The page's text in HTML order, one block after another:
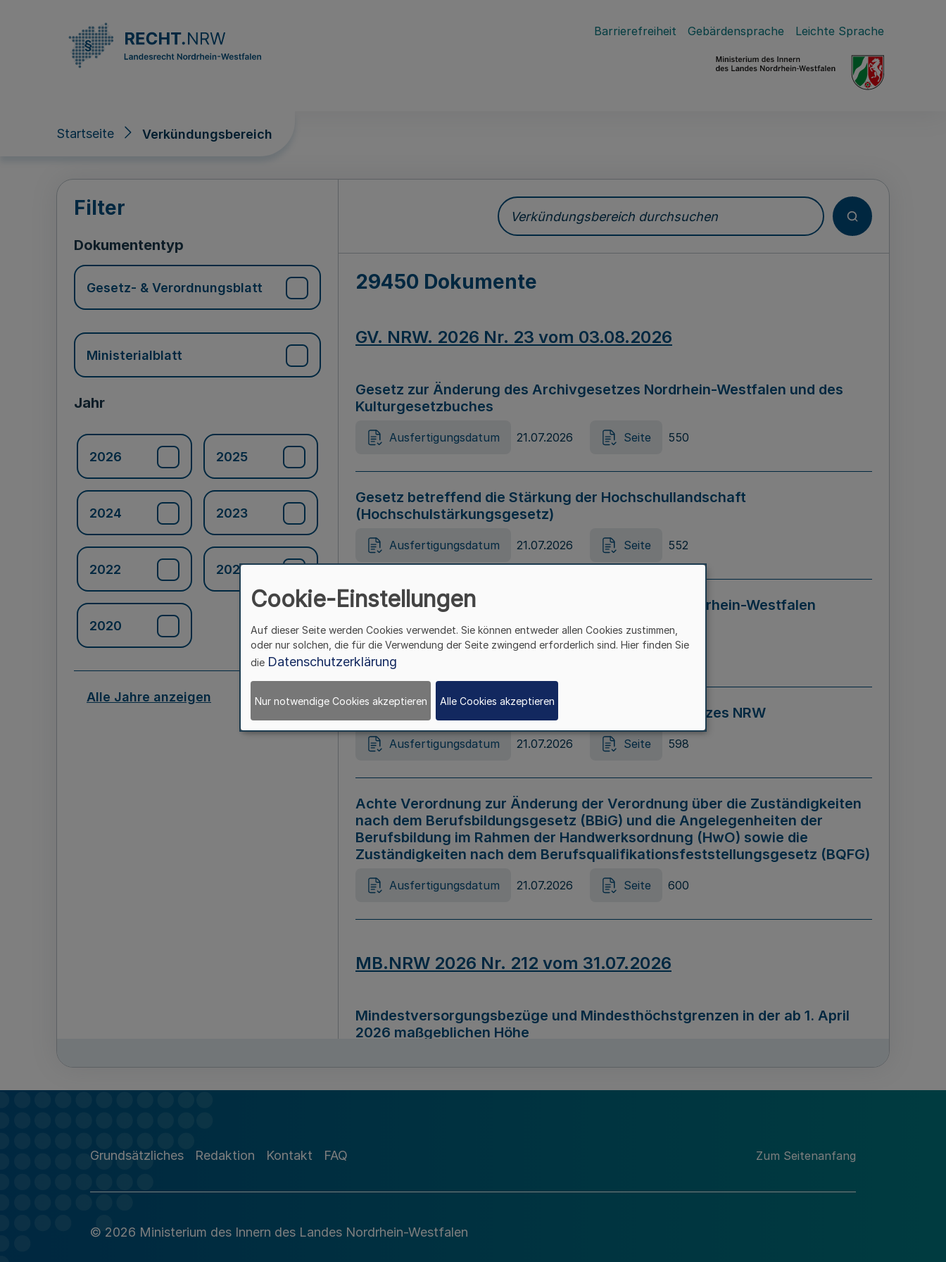
Barrierefreiheit Gebärdensprache Leichte Sprache
Startseite Verkündungsbereich
Verkündungsbereich
Filter
Dokumententyp
Gesetz- & Verordnungsblatt
Ministerialblatt
Jahr
2026 2025
2024 2023
2022 2021
2020
Alle Jahre anzeigen
Verkündungsbereich durchsuchen
29450 Dokumente
GV. NRW. 2026 Nr. 23 vom 03.08.2026
Gesetz zur Änderung des Archivgesetzes Nordrhein-Westfalen und des
Kulturgesetzbuches
Ausfertigungsdatum 21.07.2026 Seite 550
Gesetz betreffend die Stärkung der Hochschullandschaft
(Hochschulstärkungsgesetz)
Ausfertigungsdatum 21.07.2026 Seite 552
Gesetz zur Vermeidung von Diskriminierung in Nordrhein-Westfalen
(Landesantidiskriminierungsgesetz – LADG NRW)
Ausfertigungsdatum 21.07.2026 Seite 595
Gesetz zur Änderung des Online-Casinospiel Gesetzes NRW
Ausfertigungsdatum 21.07.2026 Seite 598
Achte Verordnung zur Änderung der Verordnung über die Zuständigkeiten
nach dem Berufsbildungsgesetz (BBiG) und die Angelegenheiten der
Berufsbildung im Rahmen der Handwerksordnung (HwO) sowie die
Zuständigkeiten nach dem Berufsqualifikationsfeststellungsgesetz (BQFG)
Ausfertigungsdatum 21.07.2026 Seite 600
MB.NRW 2026 Nr. 212 vom 31.07.2026
Mindestversorgungsbezüge und Mindesthöchstgrenzen in der ab 1. April
2026 maßgeblichen Höhe
Richtlinie zur Durchführung des Förderprogramms „Mittelstand Innovativ &
Grundsätzliches Redaktion Kontakt FAQ Zum Seitenanfang
© 2026 Ministerium des Innern des Landes Nordrhein-Westfalen
Cookie-Einstellungen
Auf dieser Seite werden Cookies verwendet. Sie können entweder allen Cookies zustimmen,
oder nur solchen, die für die Verwendung der Seite zwingend erforderlich sind. Hier finden Sie
die Datenschutzerklärung
Nur notwendige Cookies akzeptieren Alle Cookies akzeptieren